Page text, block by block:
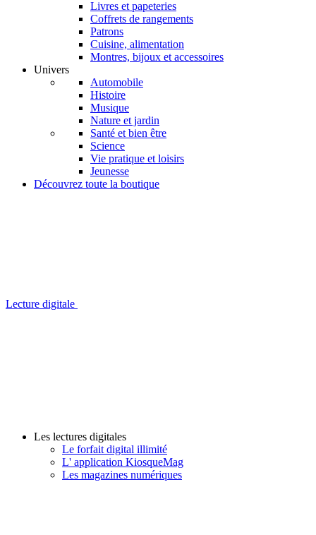
Livres et papeteries
Coffrets de rangements
Patrons
Cuisine, alimentation
Montres, bijoux et accessoires
Univers
Automobile
Histoire
Musique
Nature et jardin
Santé et bien être
Science
Vie pratique et loisirs
Jeunesse
Découvrez toute la boutique
Lecture digitale
Les lectures digitales
Le forfait digital illimité
L' application KiosqueMag
Les magazines numériques